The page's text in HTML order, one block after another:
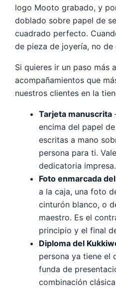
logo Mooto grabado, y
doblado sobre papel de
cuadrado perfecto.
de pieza de joyería, no
Si quieres ir un paso más
acompañamientos que
nuestros clientes en la
Tarjeta manuscrita
encima del papel
escritas a mano
persona para ti.
dedicatoria impresa.
Foto enmarcada
a la caja, una foto
cinturón blanco, o
maestro. Es el
principio y el final
Diploma del
persona ya tiene el
funda de
combinación